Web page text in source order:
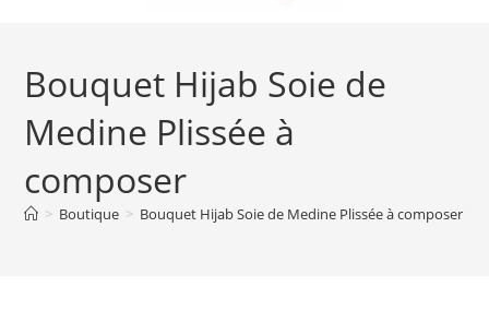
Bouquet Hijab Soie de
Medine Plissée à
composer
> Boutique > Bouquet Hijab Soie de Medine Plissée à composer